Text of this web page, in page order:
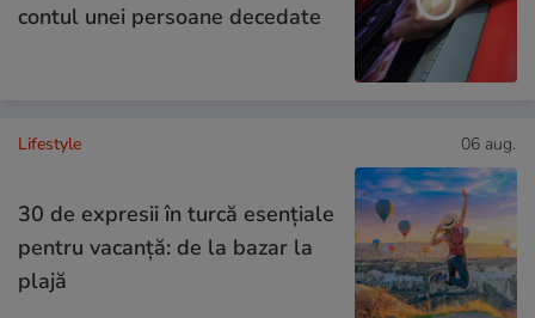
contul unei persoane decedate
Lifestyle 06 aug.
30 de expresii în turcă esențiale
pentru vacanță: de la bazar la
plajă